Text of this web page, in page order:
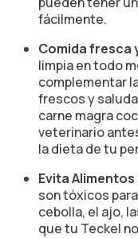
fácilmente.
Comida fresca
limpia en todo
complementar
frescos y
carne magra
veterinario
la dieta de tu
Evita
son tóxicos
cebolla, el ajo,
que tu Teckel